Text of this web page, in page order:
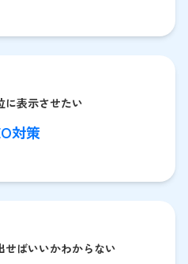
に表示させたい
対策
せばいいかわからない